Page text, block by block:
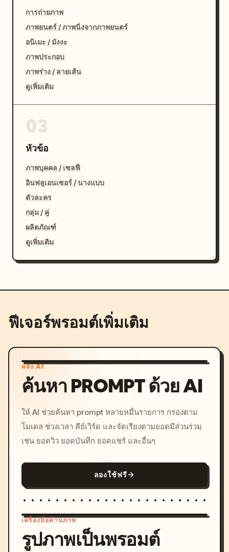
การถ่ายภาพ
ภาพยนตร์ / ภาพนิ่งจากภาพยนตร์
อนิเมะ / มังงะ
ภาพประกอบ
ภาพร่าง / ลายเส้น
ดูเพิ่มเติม
หัวข้อ
ภาพบุคคล / เซลฟี่
อินฟลูเอนเซอร์ / นางแบบ
ตัวละคร
กลุ่ม / คู่
ผลิตภัณฑ์
ดูเพิ่มเติม
ฟีเจอร์พรอมต์เพิ่มเติม
คลัง AI
ค้นหา PROMPT ด้วย AI
ให้ AI ช่วยค้นหา prompt หลายหมื่นรายการ กรองตาม
โมเดล ช่วงเวลา คีย์เวิร์ด และจัดเรียงตามยอดมีส่วนร่วม
เช่น ยอดวิว ยอดบันทึก ยอดแชร์ และอื่นๆ
ลองใช้ฟรี
เครื่องมือด้านภาพ
รูปภาพเป็นพรอมต์